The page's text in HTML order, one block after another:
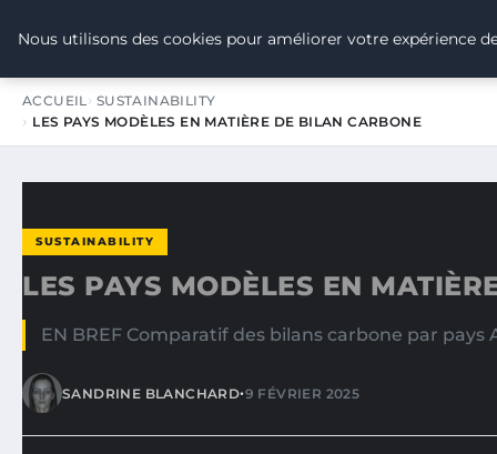
TOUR DE FRANCE POUR LE
ACCUEIL SUSTAINABILITY
LES PAYS MODÈLES EN MATIÈRE DE BILAN CARBONE
SUSTAINABILITY
LES PAYS MODÈLES EN
EN BREF Comparatif des bilans carbone par
SANDRINE BLANCHARD•9 FÉVRIER 2025
Nous utilisons des cookies pour améliorer votre expérience